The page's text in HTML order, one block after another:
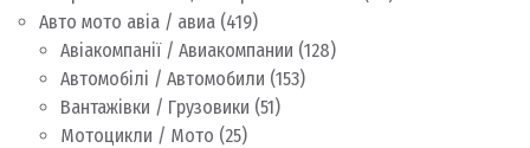
Авто мото авіа / авиа (419)
Авіакомпанії / Авиакомпании (128)
Автомобілі / Автомобили (153)
Вантажівки / Грузовики (51)
Мотоцикли / Мото (25)